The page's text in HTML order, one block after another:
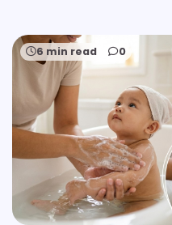
6 min read 0